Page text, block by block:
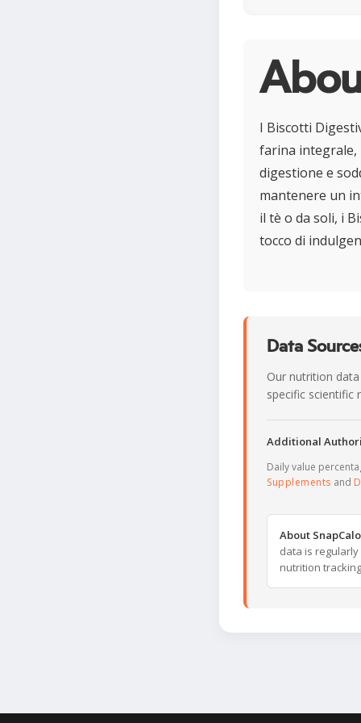
I Biscotti
farina integrale,
digestione e
mantenere un
il tè o da soli, i
tocco di
Data
Our nutrition
specific scientific
Additional
Daily value
Supplements and
About
data is
nutrition